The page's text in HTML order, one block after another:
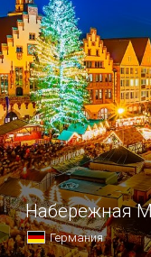
Набережная
Германия